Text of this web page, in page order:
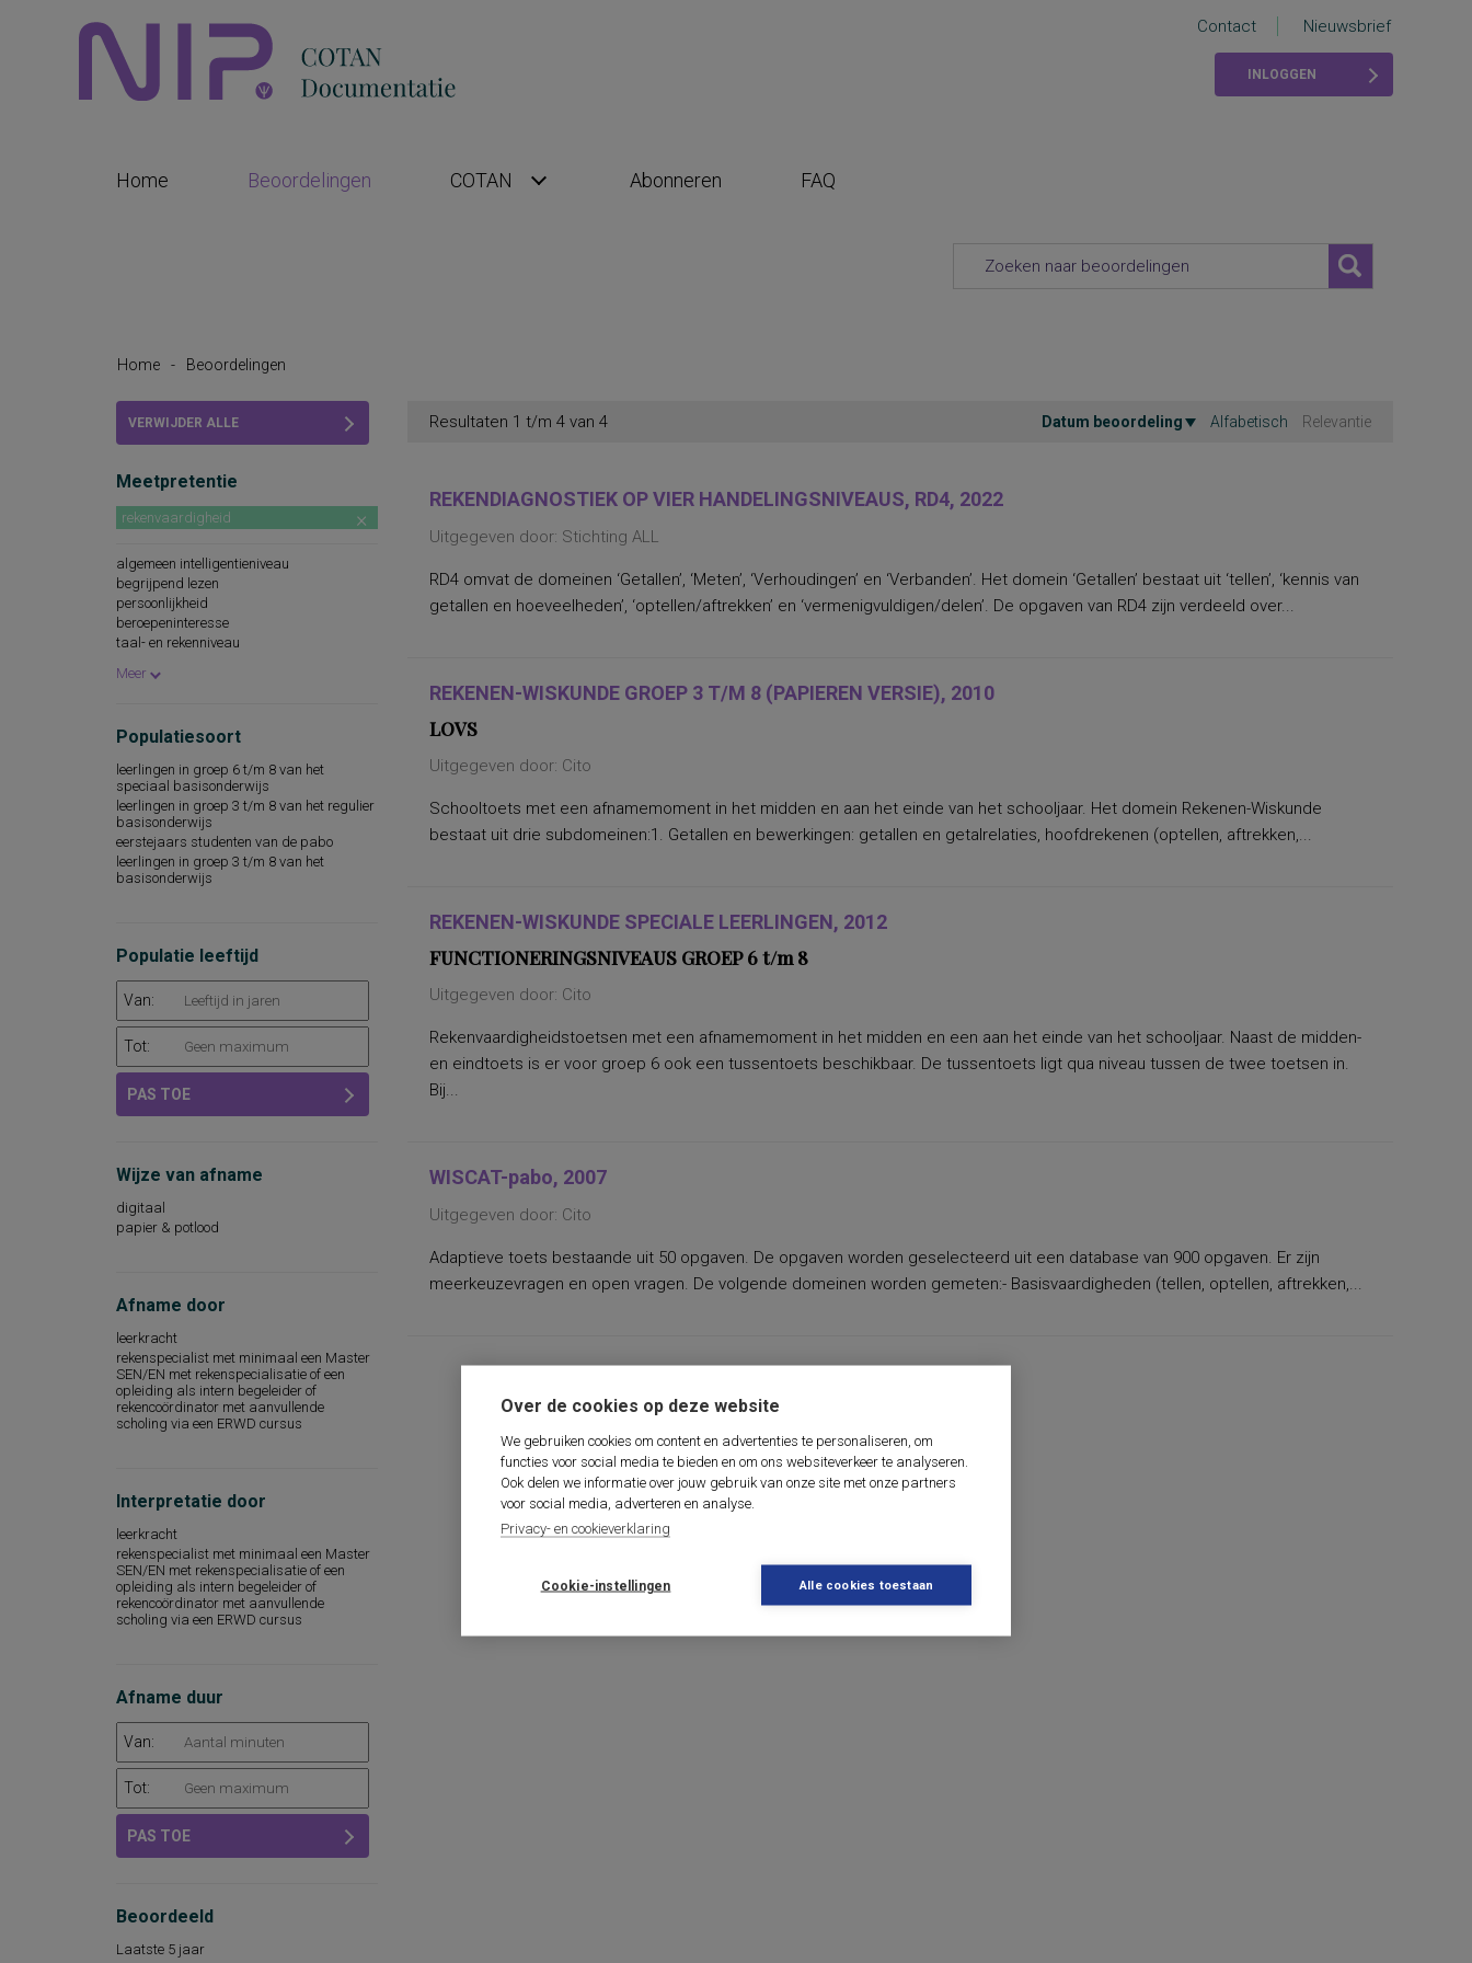
Over de cookies op deze website
We gebruiken cookies om content en advertenties te personaliseren, om
functies voor social media te bieden en om ons websiteverkeer te analyseren.
Ook delen we informatie over jouw gebruik van onze site met onze partners
voor social media, adverteren en analyse.
Privacy- en cookieverklaring
Cookie-instellingen Alle cookies toestaan
Contact Nieuwsbrief
INLOGGEN
Home Beoordelingen COTAN Abonneren FAQ
Home - Beoordelingen
VERWIJDER ALLE
Meetpretentie
rekenvaardigheid
algemeen intelligentieniveau
begrijpend lezen
persoonlijkheid
beroepeninteresse
taal- en rekenniveau
spellingsvaardigheid
persoonlijkheidseigenschappen
woordenschat
sociaal-emotioneel functioneren
technische leesvaardigheid
leesvaardigheid
persoonlijkheidsaspecten, aan de
werksituatie gerelateerd
psychopathologie
algemeen capaciteitenniveau
taal, rekenen-wiskunde en
wereldoriëntatie
begrijpend lezen en leesattitude
dyslexie
intellectuele capaciteiten, intelligentie
kwaliteit van leven
sociaal-emotioneel functioneren op school
sociale vaardigheden
taalbegrip
taalontwikkeling
angst
attitudes betreffende de opvoeding
beginnende gecijferdheid, voorbereidende
rekenvaardigheid
begrijpend lezen op woord-, zins- en
tekstniveau
begrip van gesproken woorden
carrièrewaarden: factoren van werk die
een persoon motiveren
chronisch pijngedrag
cognitieve functies
cognitieve ontwikkeling, schoolvorderingen,
leervoorwaarden
cognitieve vaardigheden
cognitieve vaardigheden en algemeen
depressie
eenzaamheid
gedrag en sociaal-emotioneel functioneren
gedrag in de werkomgeving
geletterdheid, beginnende
gezondheidsgerelateerde functionele
kwantitatief en kwalitatief ordenen
sociaal-emotioneel functioneren
Meer
Populatiesoort
leerlingen in groep 6 t/m 8 van het
speciaal basisonderwijs
leerlingen in groep 3 t/m 8 van het regulier
basisonderwijs
eerstejaars studenten van de pabo
leerlingen in groep 3 t/m 8 van het
basisonderwijs
Populatie leeftijd
Van:
Tot:
PAS TOE
Wijze van afname
digitaal
papier & potlood
Afname door
leerkracht
rekenspecialist met minimaal een Master
SEN/EN met rekenspecialisatie of een
opleiding als intern begeleider of
rekencoördinator met aanvullende
scholing via een ERWD cursus
Interpretatie door
leerkracht
rekenspecialist met minimaal een Master
SEN/EN met rekenspecialisatie of een
opleiding als intern begeleider of
rekencoördinator met aanvullende
scholing via een ERWD cursus
Afname duur
Van:
Tot:
PAS TOE
Beoordeeld
Laatste 5 jaar
Resultaten 1 t/m 4 van 4 Datum beoordeling Alfabetisch Relevantie
REKENDIAGNOSTIEK OP VIER HANDELINGSNIVEAUS, RD4, 2022
Uitgegeven door: Stichting ALL
RD4 omvat de domeinen ‘Getallen’, ‘Meten’, ‘Verhoudingen’ en ‘Verbanden’. Het domein ‘Getallen’ bestaat uit ‘tellen’, ‘kennis van
getallen en hoeveelheden’, ‘optellen/aftrekken’ en ‘vermenigvuldigen/delen’. De opgaven van RD4 zijn verdeeld over...
REKENEN-WISKUNDE GROEP 3 T/M 8 (PAPIEREN VERSIE), 2010
LOVS
Uitgegeven door: Cito
Schooltoets met een afnamemoment in het midden en aan het einde van het schooljaar. Het domein Rekenen-Wiskunde
bestaat uit drie subdomeinen:1. Getallen en bewerkingen: getallen en getalrelaties, hoofdrekenen (optellen, aftrekken,...
REKENEN-WISKUNDE SPECIALE LEERLINGEN, 2012
FUNCTIONERINGSNIVEAUS GROEP 6 t/m 8
Uitgegeven door: Cito
Rekenvaardigheidstoetsen met een afnamemoment in het midden en een aan het einde van het schooljaar. Naast de midden-
en eindtoets is er voor groep 6 ook een tussentoets beschikbaar. De tussentoets ligt qua niveau tussen de twee toetsen in.
Bij...
WISCAT-pabo, 2007
Uitgegeven door: Cito
Adaptieve toets bestaande uit 50 opgaven. De opgaven worden geselecteerd uit een database van 900 opgaven. Er zijn
meerkeuzevragen en open vragen. De volgende domeinen worden gemeten:- Basisvaardigheden (tellen, optellen, aftrekken,...